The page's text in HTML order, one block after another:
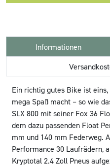
Informationen
Ein richtig gutes Bike ist
mega Spaß macht – so wie
SLX 800 mit seiner Fox 36
dem dazu passenden Float
mm und 140 mm Federweg.
Performance 30 Laufrädern,
Kryptotal 2.4 Zoll Pneus